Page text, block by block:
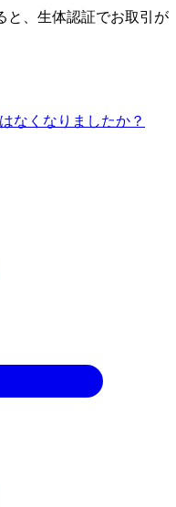
と、生体認証でお取引が
なくなりましたか？